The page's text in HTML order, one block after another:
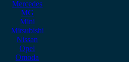
Mercedes
MG
Mini
Mitsubishi
Nissan
Opel
Omoda